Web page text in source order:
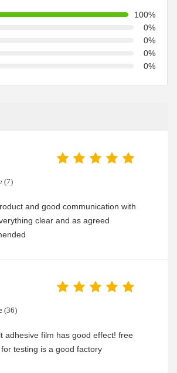
100%
0%
0%
0%
0%
(7)
and good communication with
clear and as agreed
(36)
adhesive film has good effect! free
testing is a good factory